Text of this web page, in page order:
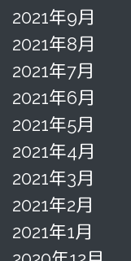
2021年9月
2021年8月
2021年7月
2021年6月
2021年5月
2021年4月
2021年3月
2021年2月
2021年1月